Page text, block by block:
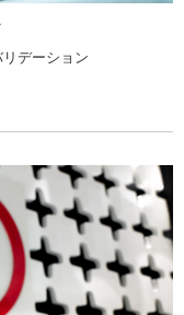
デーション